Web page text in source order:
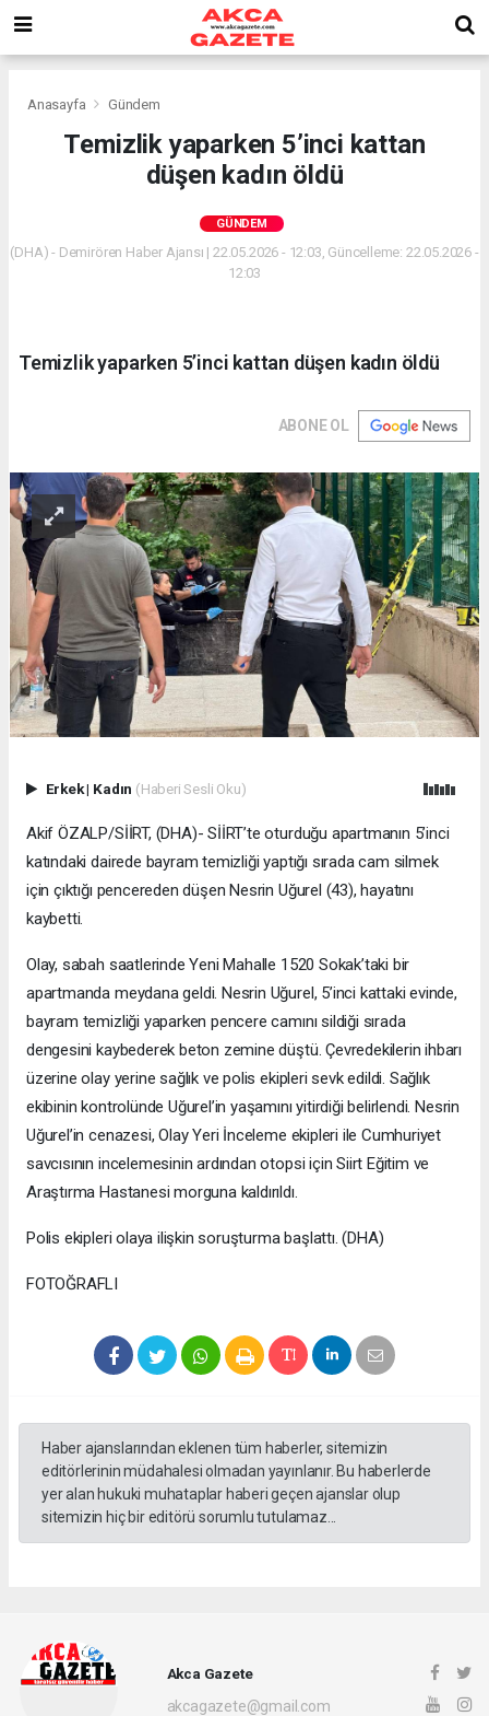
Anasayfa Gündem
Temizlik yaparken 5’inci kattan
düşen kadın öldü
GÜNDEM
(DHA) - Demirören Haber Ajansı | 22.05.2026 - 12:03, Güncelleme: 22.05.2026 -
12:03
Temizlik yaparken 5’inci kattan düşen kadın öldü
ABONE OL
Erkek| Kadın (Haberi Sesli Oku)
Akif ÖZALP/SİİRT, (DHA)- SİİRT’te oturduğu apartmanın 5’inci
katındaki dairede bayram temizliği yaptığı sırada cam silmek
için çıktığı pencereden düşen Nesrin Uğurel (43), hayatını
kaybetti.
Olay, sabah saatlerinde Yeni Mahalle 1520 Sokak’taki bir
apartmanda meydana geldi. Nesrin Uğurel, 5’inci kattaki evinde,
bayram temizliği yaparken pencere camını sildiği sırada
dengesini kaybederek beton zemine düştü. Çevredekilerin ihbarı
üzerine olay yerine sağlık ve polis ekipleri sevk edildi. Sağlık
ekibinin kontrolünde Uğurel’in yaşamını yitirdiği belirlendi. Nesrin
Uğurel’in cenazesi, Olay Yeri İnceleme ekipleri ile Cumhuriyet
savcısının incelemesinin ardından otopsi için Siirt Eğitim ve
Araştırma Hastanesi morguna kaldırıldı.
Polis ekipleri olaya ilişkin soruşturma başlattı. (DHA)
FOTOĞRAFLI
Haber ajanslarından eklenen tüm haberler, sitemizin
editörlerinin müdahalesi olmadan yayınlanır. Bu haberlerde
yer alan hukuki muhataplar haberi geçen ajanslar olup
sitemizin hiç bir editörü sorumlu tutulamaz...
Akca Gazete
akcagazete@gmail.com